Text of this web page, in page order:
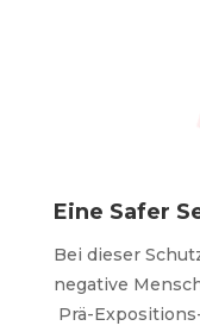
Eine Safer
Bei dieser
negative
Prä-